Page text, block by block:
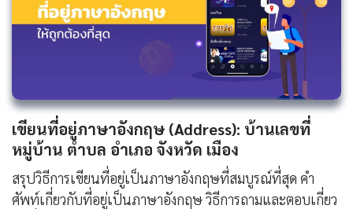
เขียนที่อยู่ภาษาอังกฤษ (Address): บ้านเลขที่
หมู่บ้าน ตำบล อำเภอ จังหวัด เมือง
สรุปวิธีการเขียนที่อยู่เป็นภาษาอังกฤษที่สมบูรณ์ที่สุด คำ
ศัพท์เกี่ยวกับที่อยู่เป็นภาษาอังกฤษ วิธีการถามและตอบเกี่ยว